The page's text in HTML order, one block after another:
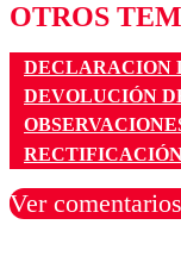
OTROS
DECLARACION
DEVOLUCIÓN
Ver comentarios